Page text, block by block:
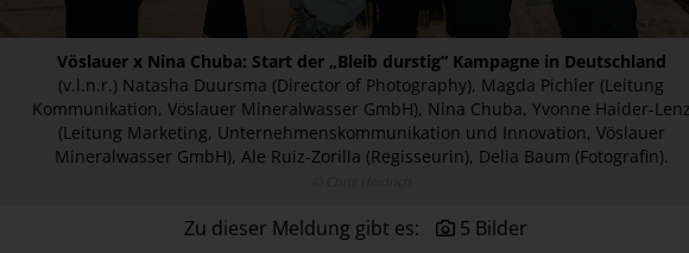
Vöslauer x Nina Chuba: Start der „Bleib durstig“ Kampagne in Deutschland
(v.l.n.r.) Natasha Duursma (Director of Photography), Magda Pichler (Leitung
Kommunikation, Vöslauer Mineralwasser GmbH), Nina Chuba, Yvonne Haider-Lenz
(Leitung Marketing, Unternehmenskommunikation und Innovation, Vöslauer
Mineralwasser GmbH), Ale Ruiz-Zorilla (Regisseurin), Delia Baum (Fotografin).
Zu dieser Meldung gibt es: 5 Bilder